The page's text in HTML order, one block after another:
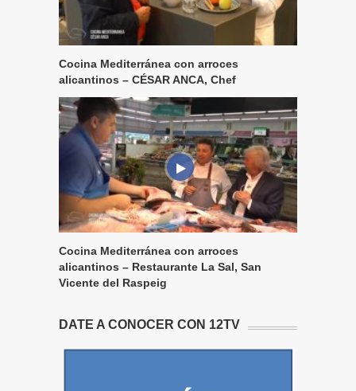
Cocina Mediterránea con arroces
alicantinos – CÉSAR ANCA, Chef
Cocina Mediterránea con arroces
alicantinos – Restaurante La Sal, San
Vicente del Raspeig
DATE A CONOCER CON 12TV